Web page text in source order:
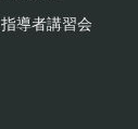
指導者講習会